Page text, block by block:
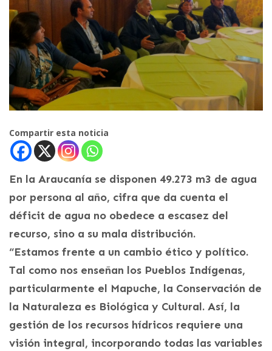
Compartir esta noticia
En la Araucanía se disponen 49.273 m3 de agua
por persona al año, cifra que da cuenta el
déficit de agua no obedece a escasez del
recurso, sino a su mala distribución.
“Estamos frente a un cambio ético y político.
Tal como nos enseñan los Pueblos Indígenas,
particularmente el Mapuche, la Conservación de
la Naturaleza es Biológica y Cultural. Así, la
gestión de los recursos hídricos requiere una
visión integral, incorporando todas las variables